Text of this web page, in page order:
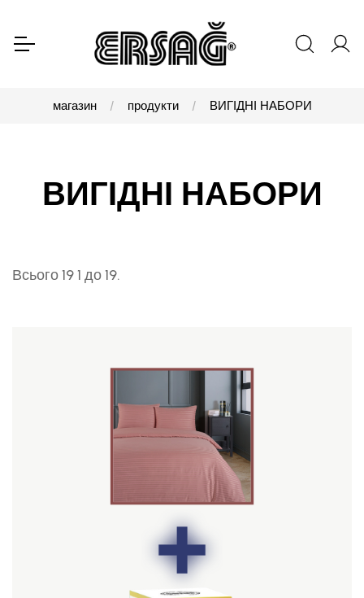
магазин продукти ВИГІДНІ НАБОРИ
ВИГІДНІ НАБОРИ
Всього 19 1 до 19.